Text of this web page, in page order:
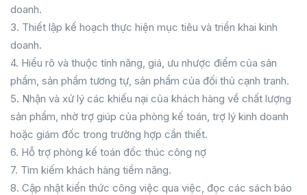
doanh.
3. Thiết lập kế hoạch thực hiện mục tiêu và triển khai kinh
doanh.
4. Hiểu rõ và thuộc tính năng, giá, ưu nhược điểm của sản
phẩm, sản phẩm tương tự, sản phẩm của đối thủ cạnh tranh.
5. Nhận và xử lý các khiếu nại của khách hàng về chất lượng
sản phẩm, nhờ trợ giúp của phòng kế toán, trợ lý kinh doanh
hoặc giám đốc trong trường hợp cần thiết.
6. Hỗ trợ phòng kế toán đốc thúc công nợ
7. Tìm kiếm khách hàng tiềm năng.
8. Cập nhật kiến thức công việc qua việc, đọc các sách báo